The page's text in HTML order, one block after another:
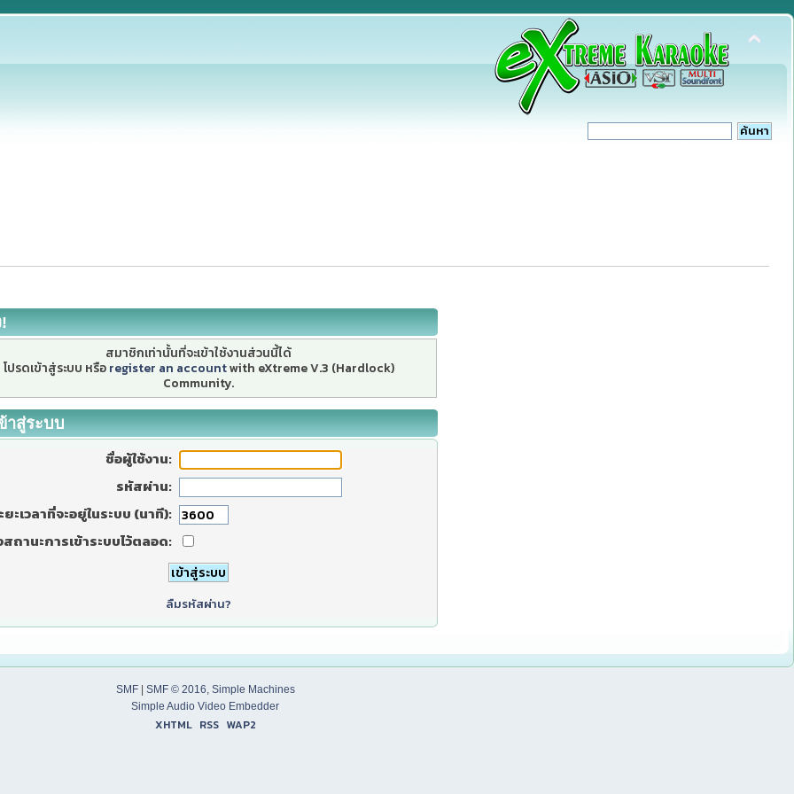
สมาชิกเท่านั้นที่จะเข้าใช้งานส่วนนี้ได้
โปรดเข้าสู่ระบบ หรือ register an accountwith eXtreme V.3 (Hardlock)
Community.
าสู่ระบบ
ชื่อผู้ใช้งาน:
รหัสผ่าน:
ยะเวลาที่จะอยู่ในระบบ (นาที):
สถานะการเข้าระบบไว้ตลอด:
ลืมรหัสผ่าน?
SMF| SMF © 2016, Simple Machines
Simple Audio Video Embedder
XHTML RSS WAP2